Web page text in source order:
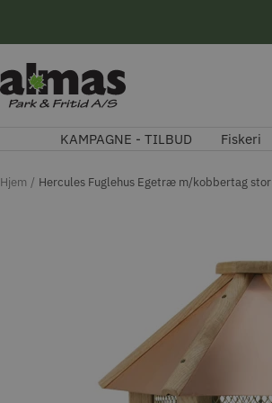
Almas
Park
KAMPAGNE - TILBUD Fiskeri
Hjem Hercules Fuglehus Egetræ m/kobbertag stor
Søgeforslag
Husqvarna motorsav
Kikkert
Natoptik